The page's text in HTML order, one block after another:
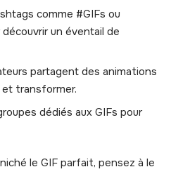
comme #GIFs ou
un éventail de
partagent des animations
transformer.
dédiés aux GIFs pour
le GIF parfait, pensez à le